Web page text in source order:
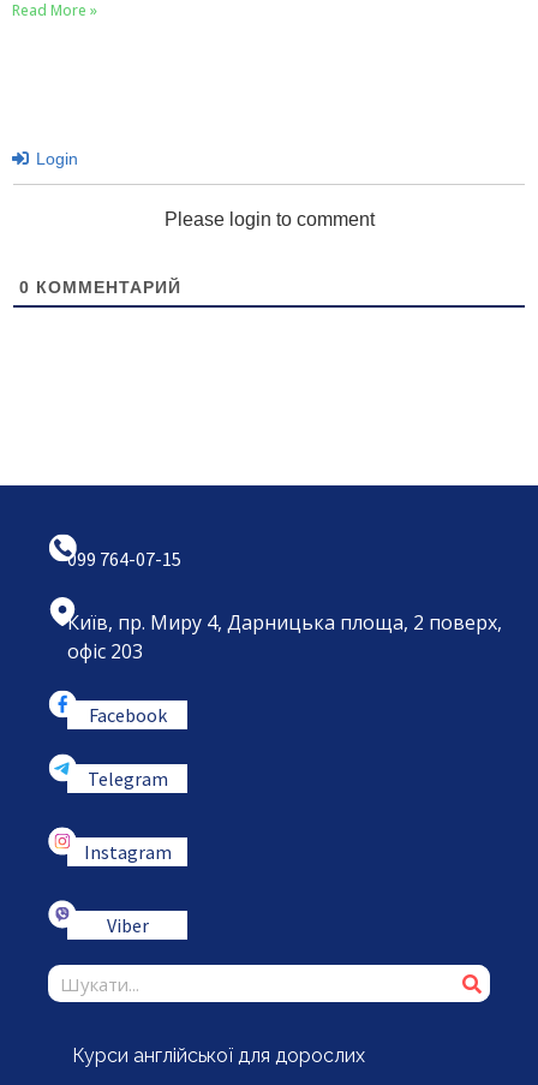
Read More »
Login
Please login to comment
0 КОММЕНТАРИЙ
099 764-07-15
Київ, пр. Миру 4, Дарницька площа, 2 поверх,
офіс 203
Facebook
Telegram
Instagram
Viber
Курси англійської для дорослих